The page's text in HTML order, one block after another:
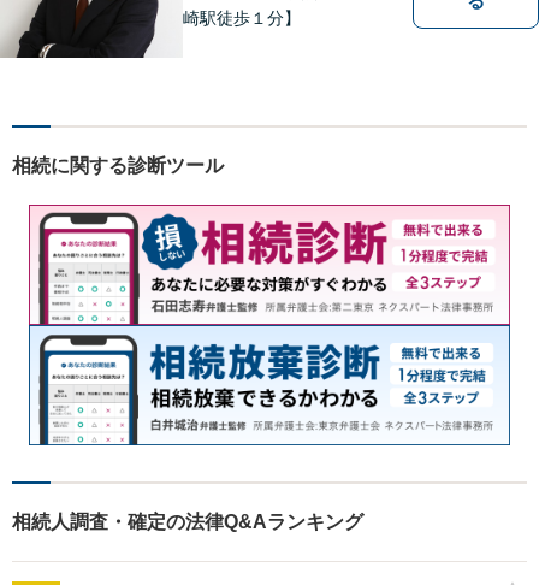
崎駅徒歩１分】
相続に関する診断ツール
相続人調査・確定の法律Q&Aランキング